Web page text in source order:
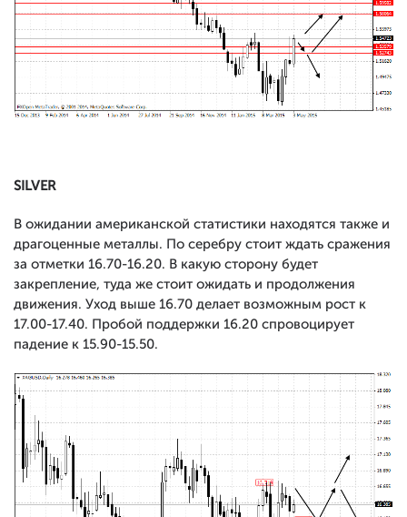
SILVER
В ожидании американской статистики находятся также и
драгоценные металлы. По серебру стоит ждать сражения
за отметки 16.70-16.20. В какую сторону будет
закрепление, туда же стоит ожидать и продолжения
движения. Уход выше 16.70 делает возможным рост к
17.00-17.40. Пробой поддержки 16.20 спровоцирует
падение к 15.90-15.50.